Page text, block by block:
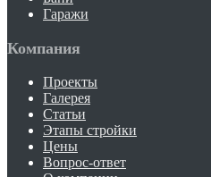
Гаражи
Компания
Проекты
Галерея
Статьи
Этапы стройки
Цены
Вопрос-ответ